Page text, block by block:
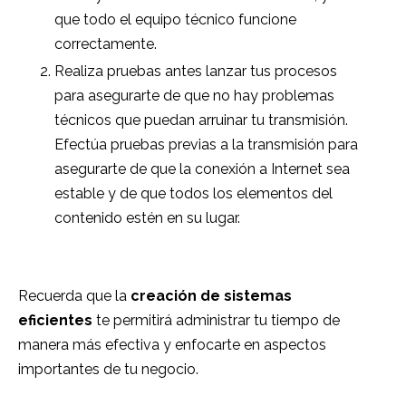
que todo el equipo técnico funcione
correctamente.
Realiza pruebas antes lanzar tus procesos
para asegurarte de que no hay problemas
técnicos que puedan arruinar tu transmisión.
Efectúa pruebas previas a la transmisión para
asegurarte de que la conexión a Internet sea
estable y de que todos los elementos del
contenido estén en su lugar.
Recuerda que la creación de sistemas
eficientes te permitirá administrar tu tiempo de
manera más efectiva y enfocarte en aspectos
importantes de tu negocio.